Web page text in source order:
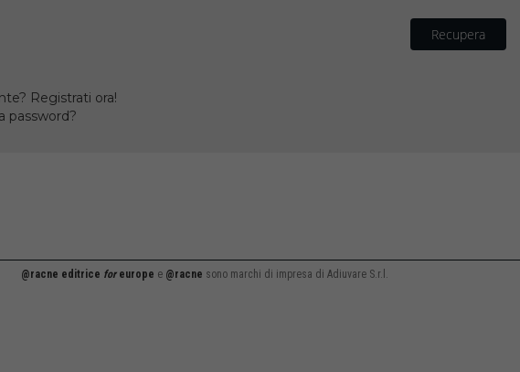
Recupera
Registrati ora!
password?
@racne editrice foreurope e @racne sono marchi di impresa di Adiuvare S.r.l.